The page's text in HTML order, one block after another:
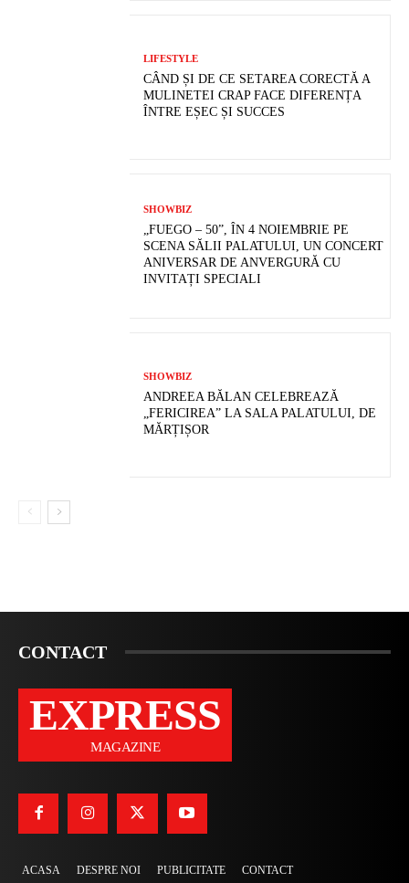
LIFESTYLE
CÂND ȘI DE CE SETAREA CORECTĂ A
MULINETEI CRAP FACE DIFERENȚA
ÎNTRE EȘEC ȘI SUCCES
SHOWBIZ
„FUEGO – 50”, ÎN 4 NOIEMBRIE PE
SCENA SĂLII PALATULUI, UN CONCERT
ANIVERSAR DE ANVERGURĂ CU
INVITAȚI SPECIALI
SHOWBIZ
ANDREEA BĂLAN CELEBREAZĂ
„FERICIREA” LA SALA PALATULUI, DE
MĂRȚIȘOR
CONTACT
EXPRESS
MAGAZINE
ACASA DESPRE NOI PUBLICITATE CONTACT